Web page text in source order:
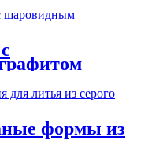
формы из